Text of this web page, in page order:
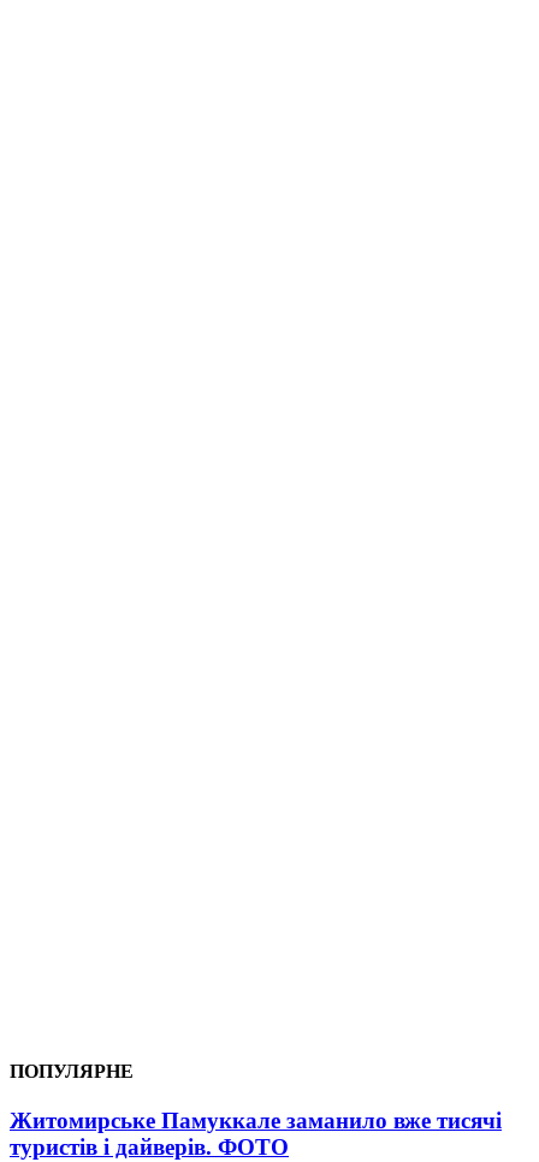
ПОПУЛЯРНЕ
Житомирське Памуккале заманило вже тисячі
туристів і дайверів. ФОТО